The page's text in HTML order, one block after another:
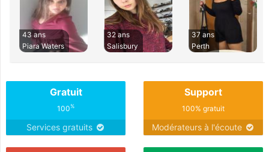
43 ans
Piara Waters
32 ans
Salisbury
37 ans
Perth
Gratuit
100%
Services gratuits
Support
100% gratuit
Modérateurs à l'écoute